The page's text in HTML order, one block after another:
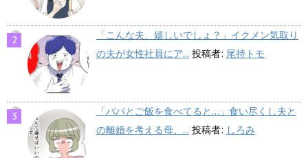
「こんな夫、嬉しいでしょ？」イクメン気取り
の夫が女性社員にア... 投稿者: 尾持トモ
「パパとご飯を食べてると…」食い尽くし夫と
の離婚を考える母、... 投稿者: しろみ